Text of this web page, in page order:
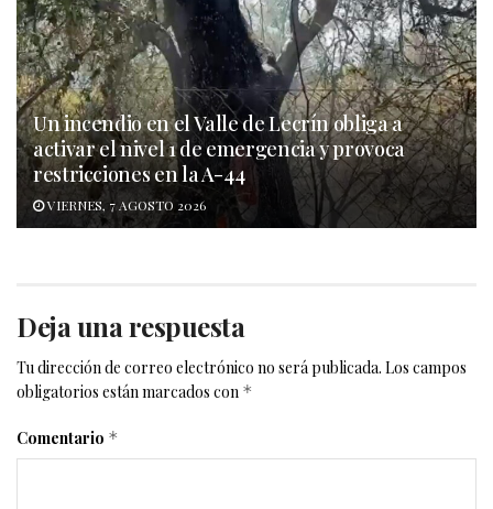
Un incendio en el Valle de Lecrín obliga a
activar el nivel 1 de emergencia y provoca
restricciones en la A-44
VIERNES, 7 AGOSTO 2026
Deja una respuesta
Tu dirección de correo electrónico no será publicada. Los campos
obligatorios están marcados con *
Comentario *